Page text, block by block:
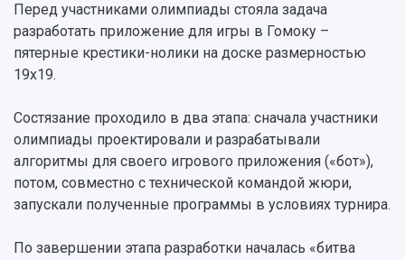
Кадровый резерв
Персоналии
Заслуженные деятели
Структура университета
Институты и факультеты
Кафедры
Отделы и службы
Газета "Самарский университет"
Мы в соцсетях
Подкасты
Просветительский проект "Одержимы
Институты и факультеты
Образовательные программы
Расписание занятий
Стипендии
Тестирование иностранных граждан на
знание русского языка, истории России и
Аспирантура и докторантура
Справочные материалы
Научная инфраструктура
Научно-исследовательские подразделения
Структурная схема управления научно-
исследовательской деятельностью
Материальная база
Организационные документы
Перед участниками олимпиады стояла задача
разработать приложение для игры в Гомоку –
пятерные крестики-нолики на доске размерностью
19x19.
Состязание проходило в два этапа: сначала участники
олимпиады проектировали и разрабатывали
алгоритмы для своего игрового приложения («бот»),
потом, совместно с технической командой жюри,
запускали полученные программы в условиях турнира.
По завершении этапа разработки началась «битва